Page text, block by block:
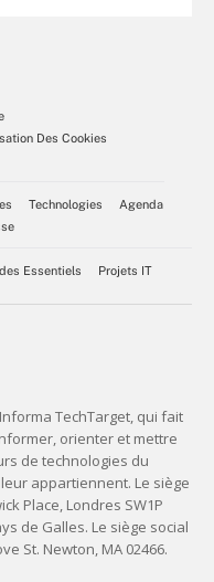
Des Cookies
Technologies
Agenda
Essentiels Projets IT